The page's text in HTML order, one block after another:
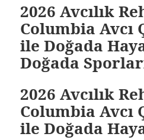
2026 Avcılık
Columbia Avcı
ile Doğada
Doğada
2026 Avcılık
Columbia Avcı
ile Doğada